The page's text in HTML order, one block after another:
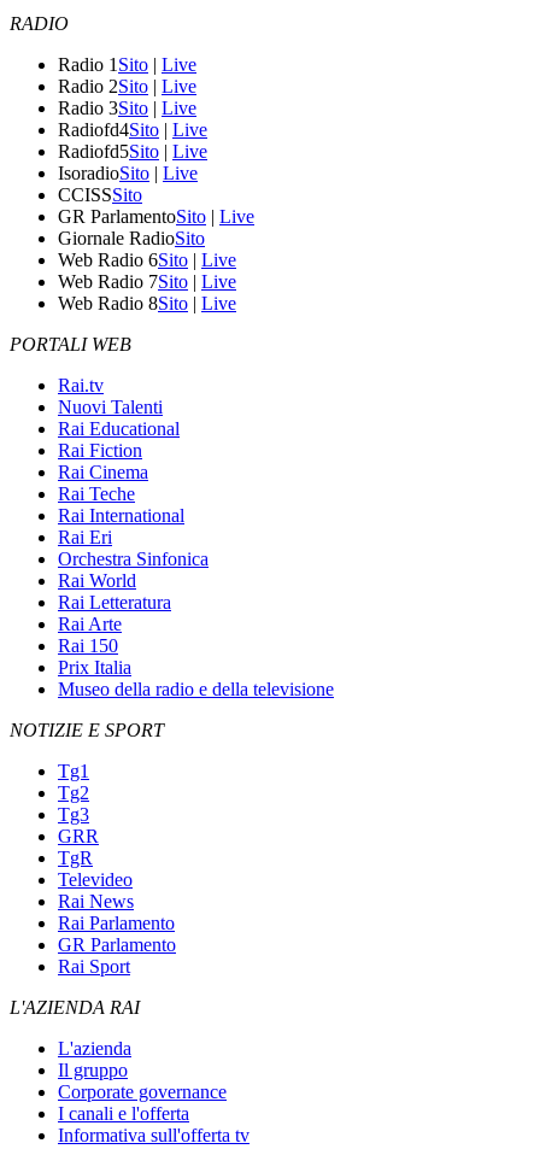
RADIO
Radio 1 Sito | Live
Radio 2Sito | Live
Radio 3Sito | Live
Radiofd4Sito | Live
Radiofd5Sito | Live
IsoradioSito | Live
CCISSSito
GR ParlamentoSito | Live
Giornale RadioSito
Web Radio 6Sito | Live
Web Radio 7Sito | Live
Web Radio 8Sito | Live
PORTALI WEB
Rai.tv
Nuovi Talenti
Rai Educational
Rai Fiction
Rai Cinema
Rai Teche
Rai International
Rai Eri
Orchestra Sinfonica
Rai World
Rai Letteratura
Rai Arte
Rai 150
Prix Italia
Museo della radio e della televisione
NOTIZIE E SPORT
Tg1
Tg2
Tg3
GRR
TgR
Televideo
Rai News
Rai Parlamento
GR Parlamento
Rai Sport
L'AZIENDA RAI
L'azienda
Il gruppo
Corporate governance
I canali e l'offerta
Informativa sull'offerta tv